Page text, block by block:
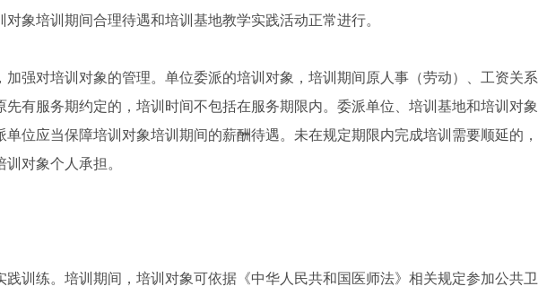
象培训期间合理待遇和培训基地教学实践活动正常进行。
对培训对象的管理。单位委派的培训对象，培训期间原人事（劳动）、工资关系
有服务期约定的，培训时间不包括在服务期限内。委派单位、培训基地和培训对象
位应当保障培训对象培训期间的薪酬待遇。未在规定期限内完成培训需要顺延的，
对象个人承担。
练。培训期间，培训对象可依据《中华人民共和国医师法》相关规定参加公共卫